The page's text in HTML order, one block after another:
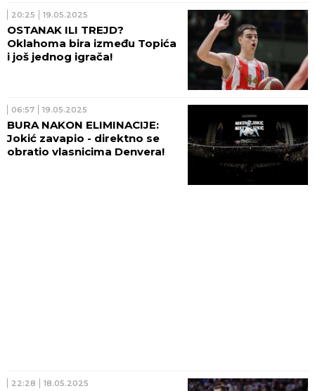
20:25 19.05.2025
OSTANAK ILI TREJD?
Oklahoma bira između Topića
i još jednog igrača!
06:57 19.05.2025
BURA NAKON ELIMINACIJE:
Jokić zavapio - direktno se
obratio vlasnicima Denvera!
22:28 18.05.2025